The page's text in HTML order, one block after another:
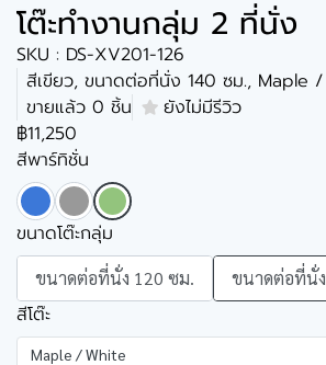
โต๊ะทำงานกลุ่ม 2 ที่นั่ง
SKU : DS-XV201-126
สีเขียว, ขนาดต่อที่นั่ง 140 ซม., Maple
ขายแล้ว 0 ชิ้น
ยังไม่มีรีวิว
฿11,250
สีพาร์ทิชั่น
ขนาดโต๊ะกลุ่ม
ขนาดต่อที่นั่ง 120 ซม. ขนาดต่อที่นั่
สีโต๊ะ
Maple / White